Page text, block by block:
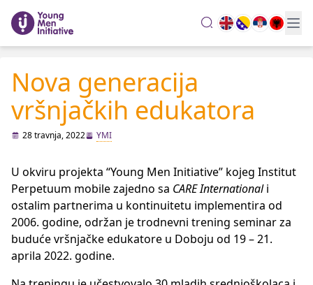
search
Nova generacija
vršnjačkih edukatora
28 travnja, 2022 YMI
U okviru projekta “Young Men Initiative” kojeg Institut
Perpetuum mobile zajedno sa CAREInternationali
ostalim partnerima u kontinuitetu implementira od
2006. godine, održan je trodnevni trening seminar za
buduće vršnjačke edukatore u Doboju od 19 – 21.
aprila 2022. godine.